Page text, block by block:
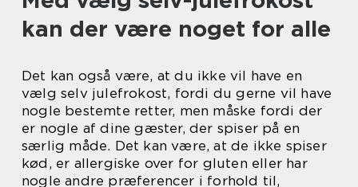
kan der være noget for alle
Det kan også være, at du ikke vil have en
vælg selv julefrokost, fordi du gerne vil have
nogle bestemte retter, men måske fordi der
er nogle af dine gæster, der spiser på en
særlig måde. Det kan være, at de ikke spiser
kød, er allergiske over for gluten eller har
nogle andre præferencer i forhold til,